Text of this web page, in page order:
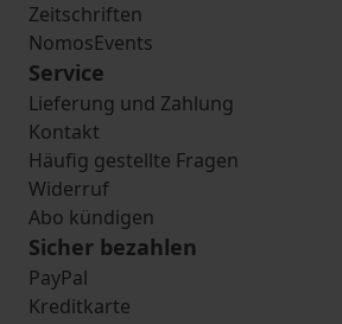
Zeitschriften
NomosEvents
Service
Lieferung und Zahlung
Kontakt
Häufig gestellte Fragen
Widerruf
Abo kündigen
Sicher bezahlen
PayPal
Kreditkarte